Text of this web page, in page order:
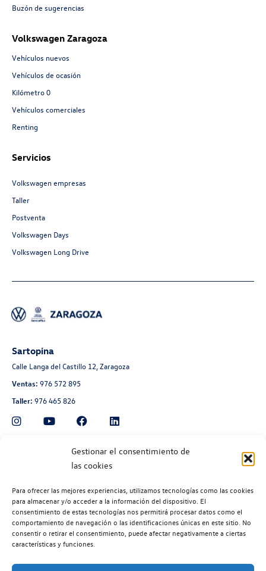
Gestionar el consentimiento de
las cookies
Para ofrecer las mejores experiencias, utilizamos tecnologías como las cookies
para almacenar y/o acceder a la información del dispositivo. El
consentimiento de estas tecnologías nos permitirá procesar datos como el
comportamiento de navegación o las identificaciones únicas en este sitio. No
consentir o retirar el consentimiento, puede afectar negativamente a ciertas
características y funciones.
Buzón de sugerencias
Volkswagen Zaragoza
Vehículos nuevos
Vehículos de ocasión
Kilómetro 0
Vehículos comerciales
Renting
Servicios
Volkswagen empresas
Taller
Postventa
Volkswagen Days
Volkswagen Long Drive
Sartopina
Calle Langa del Castillo 12, Zaragoza
Ventas: 976 572 895
Taller: 976 465 826
Automoción Aragonesa
Avenida de Navarra 135, Zaragoza
Taller:976 300 563
Recambios:976 300 564